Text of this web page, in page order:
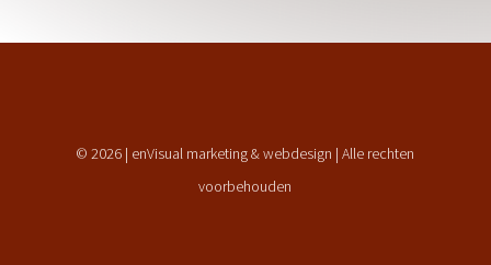
© 2026 | enVisual marketing & webdesign | Alle rechten
voorbehouden